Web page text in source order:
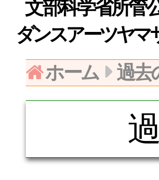
文部科学省所管
ダンスアーツヤマ
ホーム
過去